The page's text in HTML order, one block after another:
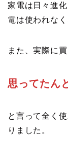
家電は日々進
電は使われな
また、実際に
思ってたん
と言って全く
りました。